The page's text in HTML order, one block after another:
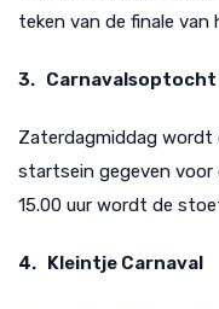
teken van de finale
3. Carnavalsoptocht
Zaterdagmiddag wordt
startsein gegeven voor
15.00 uur wordt de
4. Kleintje Carnaval